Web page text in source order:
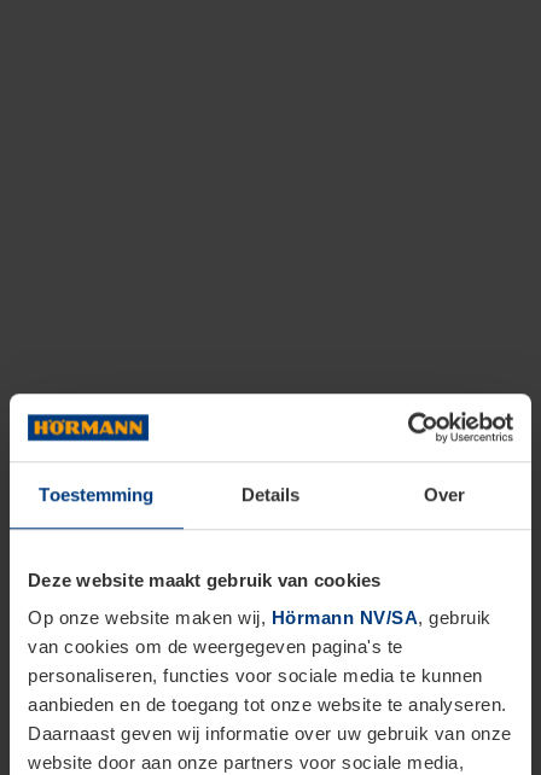
Toestemming Details Over
Deze website maakt gebruik van cookies
Op onze website maken wij, Hörmann NV/SA, gebruik
van cookies om de weergegeven pagina's te
personaliseren, functies voor sociale media te kunnen
aanbieden en de toegang tot onze website te analyseren.
Daarnaast geven wij informatie over uw gebruik van onze
website door aan onze partners voor sociale media,